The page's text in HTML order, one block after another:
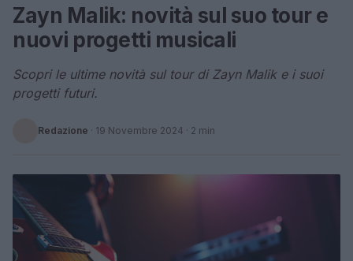
Zayn Malik: novità sul suo tour e
nuovi progetti musicali
Scopri le ultime novità sul tour di Zayn Malik e i suoi
progetti futuri.
Redazione · 19 Novembre 2024 · 2 min